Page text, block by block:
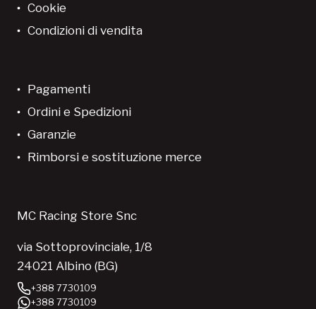
Cookie
Condizioni di vendita
Pagamenti
Ordini e Spedizioni
Garanzie
Rimborsi e sostituzione merce
MC Racing Store Snc
via Sottoprovinciale, 1/8
24021 Albino (BG)
+388 7730109
+388 7730109